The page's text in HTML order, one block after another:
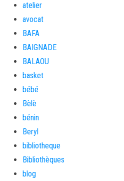
atelier
avocat
BAFA
BAIGNADE
BALAOU
basket
bébé
Bèlè
bénin
Beryl
bibliotheque
Bibliothèques
blog